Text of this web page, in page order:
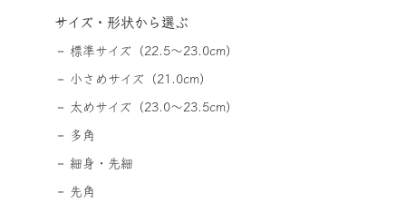
サイズ・形状から選ぶ
標準サイズ（22.5〜23.0cm）
小さめサイズ（21.0cm）
太めサイズ（23.0〜23.5cm）
多角
細身・先細
先角